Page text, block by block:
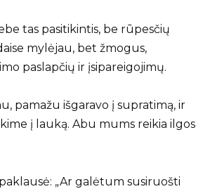
tas pasitikintis, be rūpesčių
mylėjau, bet žmogus,
paslapčių ir įsipareigojimų.
pamažu išgaravo į supratimą, ir
į lauką. Abu mums reikia ilgos
„Ar galėtum susiruošti